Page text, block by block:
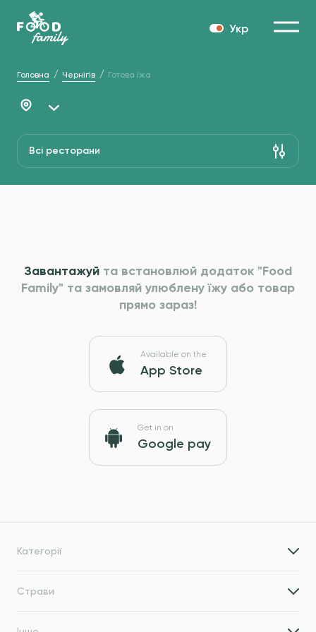
Укр
Головна Чернігів Готова їжа
Всі ресторани
Завантажуй та встановлюй додаток "Food
Family" та замовляй улюблену їжу або товар
прямо зараз!
Available on the
App Store
Get in on
Google pay
Категорії
Страви